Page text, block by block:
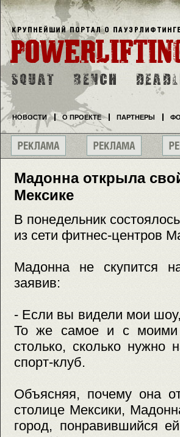
Мадонна открыла
Мексике
В понедельник
из сети фитнес-центров
Мадонна не скупится
заявив:
- Если вы видели мои
То же самое и с моими
столько, сколько нужно
спорт-клуб.
Объясняя, почему она
столице Мексики,
город, понравившийся
НОВОСТИ О ПРОЕКТЕ ПАРТНЕРЫ